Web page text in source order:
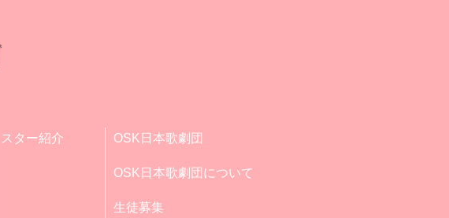
スター紹介 OSK日本歌劇団
OSK日本歌劇団について
生徒募集